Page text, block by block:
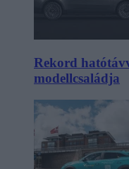
Rekord
modellcsaládja